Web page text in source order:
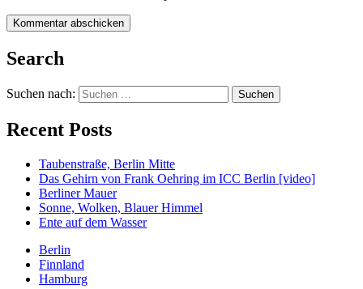
Search
Suchen nach:
Recent Posts
Taubenstraße, Berlin Mitte
Das Gehirn von Frank Oehring im ICC Berlin [video]
Berliner Mauer
Sonne, Wolken, Blauer Himmel
Ente auf dem Wasser
Berlin
Finnland
Hamburg